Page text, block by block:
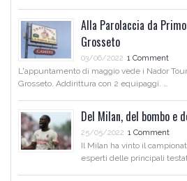
Alla Parolaccia da
Grosseto
03/06/2022 1 Comment
L'appuntamento di maggio vede i Nador
Grosseto. Addirittura con 2 equipaggi. …
Del Milan, del bombo e
25/05/2022 1 Comment
Il Milan ha vinto il
esperti delle principali